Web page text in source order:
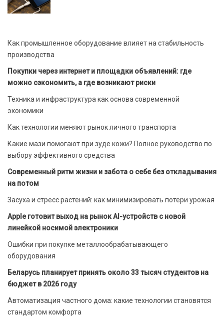
Как промышленное оборудование влияет на стабильность
производства
Покупки через интернет и площадки объявлений: где
можно сэкономить, а где возникают риски
Техника и инфраструктура как основа современной
экономики
Как технологии меняют рынок личного транспорта
Какие мази помогают при зуде кожи? Полное руководство по
выбору эффективного средства
Современный ритм жизни и забота о себе без откладывания
на потом
Засуха и стресс растений: как минимизировать потери урожая
Apple готовит выход на рынок AI-устройств с новой
линейкой носимой электроники
Ошибки при покупке металлообрабатывающего
оборудования
Беларусь планирует принять около 33 тысяч студентов на
бюджет в 2026 году
Автоматизация частного дома: какие технологии становятся
стандартом комфорта